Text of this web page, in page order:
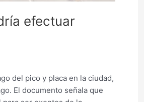
efectuar
del pico y placa en la ciudad,
El documento señala que